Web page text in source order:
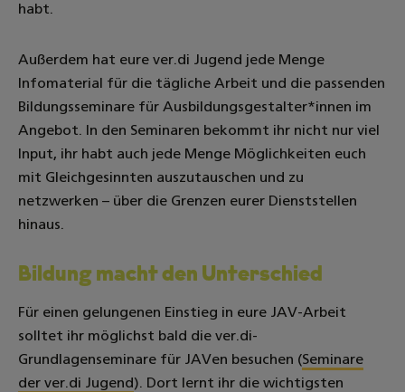
habt.
Außerdem hat eure ver.di Jugend jede Menge
Infomaterial für die tägliche Arbeit und die passenden
Bildungsseminare für Ausbildungsgestalter*innen im
Angebot. In den Seminaren bekommt ihr nicht nur viel
Input, ihr habt auch jede Menge Möglichkeiten euch
mit Gleichgesinnten auszutauschen und zu
netzwerken – über die Grenzen eurer Dienststellen
hinaus.
Bildung macht den Unterschied
Für einen gelungenen Einstieg in eure JAV-Arbeit
solltet ihr möglichst bald die ver.di-
Grundlagenseminare für JAVen besuchen (Seminare
der ver.di Jugend). Dort lernt ihr die wichtigsten